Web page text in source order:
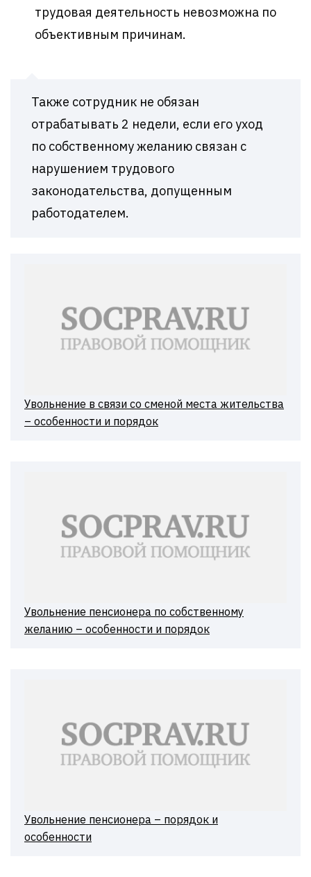
трудовая деятельность невозможна по
объективным причинам.
Также сотрудник не обязан
отрабатывать 2 недели, если его уход
по собственному желанию связан с
нарушением трудового
законодательства, допущенным
работодателем.
Увольнение в связи со сменой места жительства
– особенности и порядок
Увольнение пенсионера по собственному
желанию – особенности и порядок
Увольнение пенсионера – порядок и
особенности